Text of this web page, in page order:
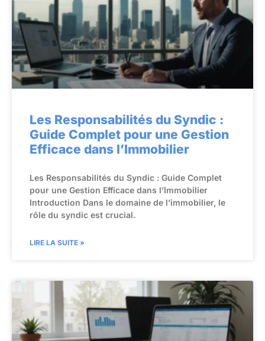
Les Responsabilités du Syndic :
Guide Complet pour une Gestion
Efficace dans l’Immobilier
Les Responsabilités du Syndic : Guide Complet
pour une Gestion Efficace dans l’Immobilier
Introduction Dans le domaine de l’immobilier, le
rôle du syndic est crucial.
LIRE LA SUITE »